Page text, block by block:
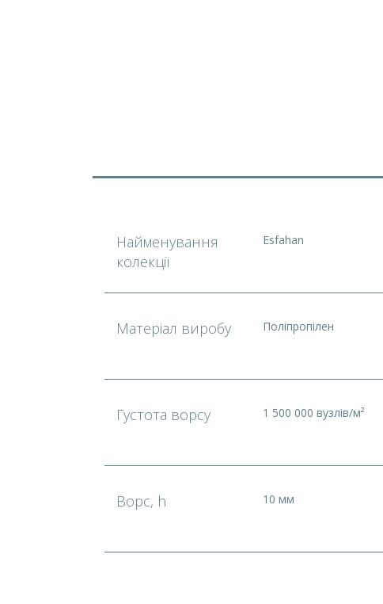
Найменування
колекції
Esfahan
Матеріал виробу Поліпропілен
Густота ворсу 1 500 000 вузлів/м²
Ворс, h 10 мм